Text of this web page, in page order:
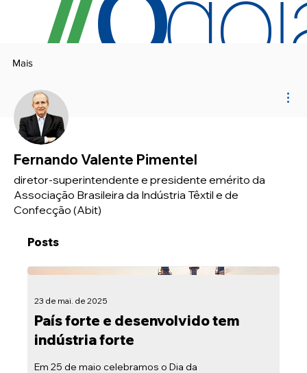
Perfil
Posts
23 de mai. de 2025
País forte e desenvolvido tem
indústria forte
Em 25 de maio celebramos o Dia da
Fernando Valente Pimentel
diretor-superintendente e presidente emérito da
Associação Brasileira da Indústria Têxtil e de
Confecção (Abit)
Mais